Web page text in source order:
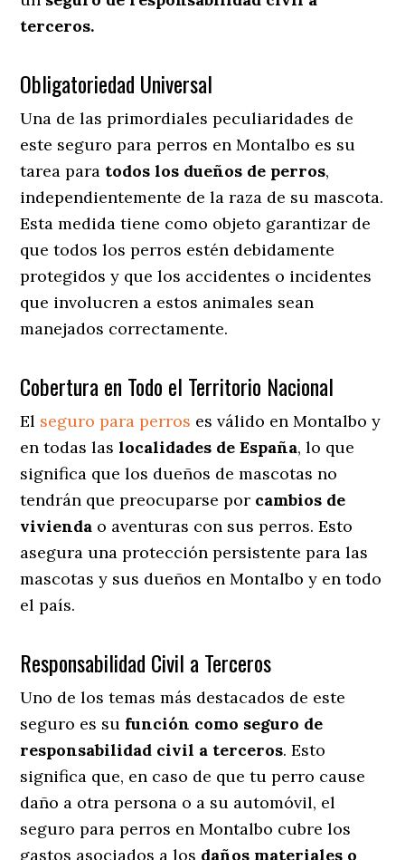
terceros.
Obligatoriedad Universal
Una de las primordiales peculiaridades de
este seguro para perros en Montalbo es su
tarea para todos los dueños de perros,
independientemente de la raza de su mascota.
Esta medida tiene como objeto garantizar de
que todos los perros estén debidamente
protegidos y que los accidentes o incidentes
que involucren a estos animales sean
manejados correctamente.
Cobertura en Todo el Territorio Nacional
El seguro para perros es válido en Montalbo y
en todas laslocalidades de España, lo que
significa que los dueños de mascotas no
tendrán que preocuparse por cambios de
vivienda o aventuras con sus perros. Esto
asegura una protección persistente para las
mascotas y sus dueños en Montalbo y en todo
el país.
Responsabilidad Civil a Terceros
Uno de los temas más destacados de este
seguro es su función como seguro de
responsabilidad civil a terceros. Esto
significa que, en caso de que tu perro cause
daño a otra persona o a su automóvil, el
seguro para perros en Montalbo cubre los
gastos asociados a los daños materiales o